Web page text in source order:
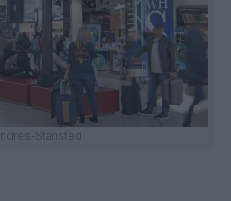
Stansted